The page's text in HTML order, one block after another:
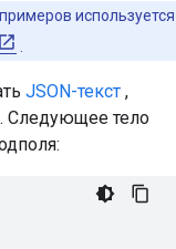
используется
JSON-текст ,
Следующее тело